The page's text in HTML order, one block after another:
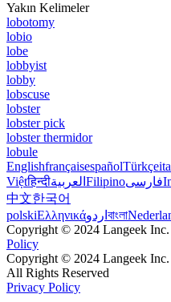
Yakın Kelimeler
lobotomy
lobio
lobe
lobbyist
lobby
lobscuse
lobster
lobster pick
lobster thermidor
lobule
EnglishfrançaisespañolTürkçe
Việtहिन्दीالعربية Filipinoفارسی
中文한국어
polskiΕλληνικάاردو বাংলা
Copyright © 2024 Langeek
Policy
Copyright © 2024 Langeek Inc.
All Rights Reserved
Privacy Policy